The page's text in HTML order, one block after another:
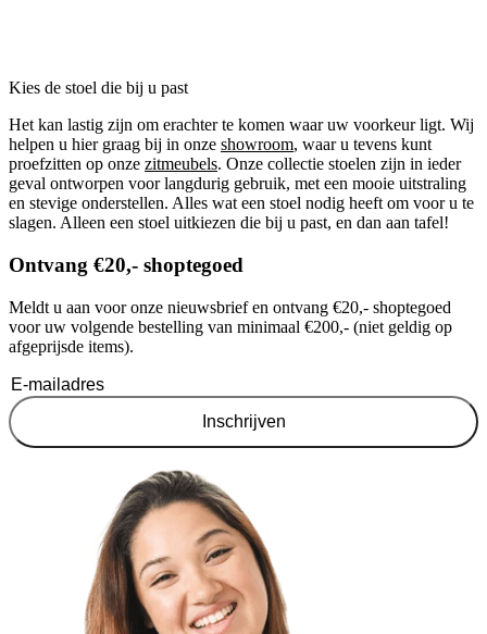
Kies de stoel die bij u past
Het kan lastig zijn om erachter te komen waar uw voorkeur ligt. Wij
helpen u hier graag bij in onze showroom, waar u tevens kunt
proefzitten op onze zitmeubels. Onze collectie stoelen zijn in ieder
geval ontworpen voor langdurig gebruik, met een mooie uitstraling
en stevige onderstellen. Alles wat een stoel nodig heeft om voor u te
slagen. Alleen een stoel uitkiezen die bij u past, en dan aan tafel!
Ontvang €20,- shoptegoed
Meldt u aan voor onze nieuwsbrief en ontvang €20,- shoptegoed
voor uw volgende bestelling van minimaal €200,- (niet geldig op
afgeprijsde items).
Inschrijven